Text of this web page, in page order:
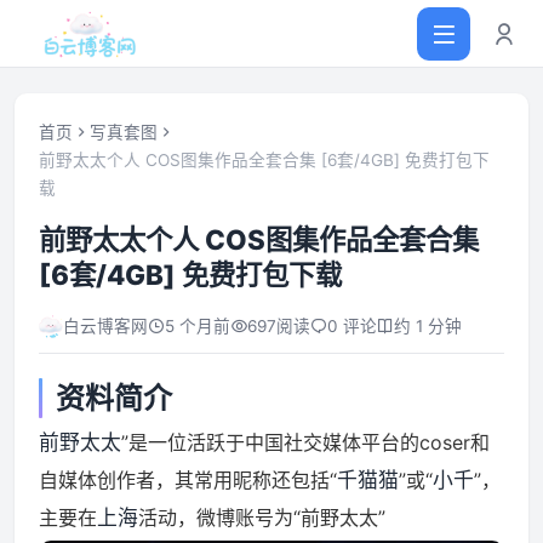
首页
网站源码
软件仓库
主题插件
技术分享
值得一看
首页
写真套图
前野太太个人 COS图集作品全套合集 [6套/4GB] 免费打包下
载
前野太太个人 COS图集作品全套合集
[6套/4GB] 免费打包下载
白云博客网 5 个月前 697阅读 0 评论 约 1 分钟
资料简介
前野太太”是一位活跃于中国社交媒体平台的coser和
自媒体创作者，其常用昵称还包括“千猫猫”或“小千”，
主要在 上海活动，微博账号为“前野太太”